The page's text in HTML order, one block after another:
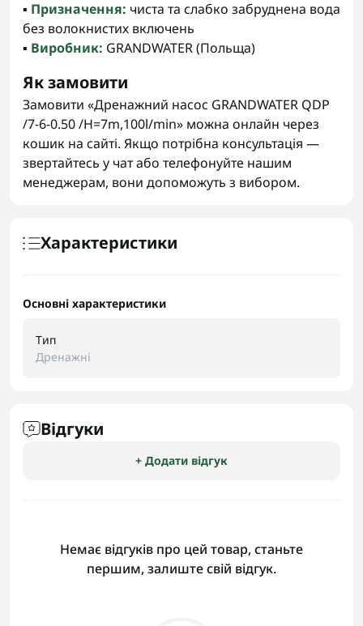
▪️ Призначення: чиста та слабко забруднена вода
без волокнистих включень
▪️ Виробник: GRANDWATER (Польща)
Як замовити
Замовити «Дренажний насос GRANDWATER QDP
/7-6-0.50 /H=7m,100l/min» можна онлайн через
кошик на сайті. Якщо потрібна консультація —
звертайтесь у чат або телефонуйте нашим
менеджерам, вони допоможуть з вибором.
Характеристики
Основні характеристики
Тип
Дренажні
Відгуки
+ Додати відгук
Немає відгуків про цей товар, станьте
першим, залиште свій відгук.